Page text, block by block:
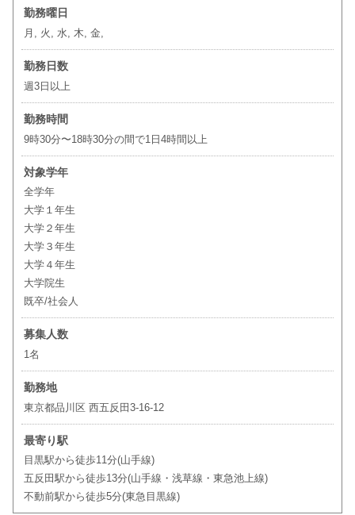
勤務曜日
月, 火, 水, 木, 金,
勤務日数
週3日以上
勤務時間
9時30分〜18時30分の間で1日4時間以上
対象学年
全学年
大学１年生
大学２年生
大学３年生
大学４年生
大学院生
既卒/社会人
募集人数
1名
勤務地
東京都品川区 西五反田3-16-12
最寄り駅
目黒駅から徒歩11分(山手線)
五反田駅から徒歩13分(山手線・浅草線・東急池上線)
不動前駅から徒歩5分(東急目黒線)